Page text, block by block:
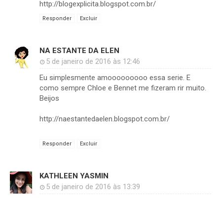
http://blogexplicita.blogspot.com.br/
Responder Excluir
NA ESTANTE DA ELEN
5 de janeiro de 2016 às 12:46
Eu simplesmente amooooooooo essa serie. E
como sempre Chloe e Bennet me fizeram rir muito.
Beijos
http://naestantedaelen.blogspot.com.br/
Responder Excluir
KATHLEEN YASMIN
5 de janeiro de 2016 às 13:39